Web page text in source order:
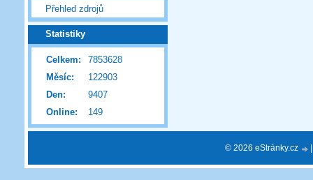
Přehled zdrojů
Statistiky
Online: 149
Celkem:
7853628
Měsíc:
122903
Den:
9407
© 2026 eStránky.cz